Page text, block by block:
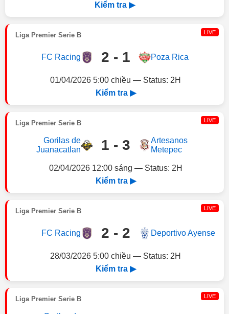
Kiểm tra ▶
Liga Premier Serie B LIVE
FC Racing 2 - 1 Poza Rica
01/04/2026 5:00 chiều — Status: 2H
Kiểm tra ▶
Liga Premier Serie B LIVE
Gorilas de
Juanacatlan
1 - 3
Artesanos
Metepec
02/04/2026 12:00 sáng — Status: 2H
Kiểm tra ▶
Liga Premier Serie B LIVE
FC Racing 2 - 2 Deportivo Ayense
28/03/2026 5:00 chiều — Status: 2H
Kiểm tra ▶
Liga Premier Serie B LIVE